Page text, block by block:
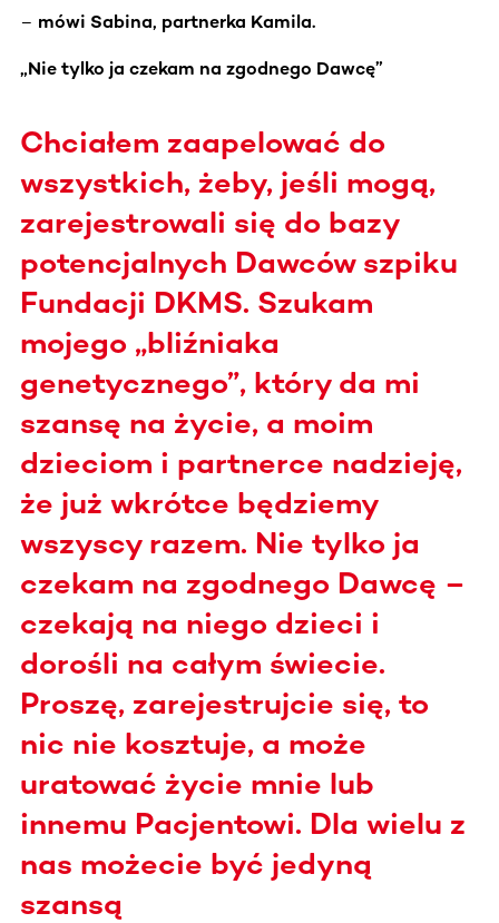
– mówi Sabina, partnerka Kamila.
„Nie tylko ja czekam na zgodnego Dawcę”
Chciałem zaapelować do
wszystkich, żeby, jeśli mogą,
zarejestrowali się do bazy
potencjalnych Dawców szpiku
Fundacji DKMS. Szukam
mojego „bliźniaka
genetycznego”, który da mi
szansę na życie, a moim
dzieciom i partnerce nadzieję,
że już wkrótce będziemy
wszyscy razem. Nie tylko ja
czekam na zgodnego Dawcę –
czekają na niego dzieci i
dorośli na całym świecie.
Proszę, zarejestrujcie się, to
nic nie kosztuje, a może
uratować życie mnie lub
innemu Pacjentowi. Dla wielu z
nas możecie być jedyną
szansą